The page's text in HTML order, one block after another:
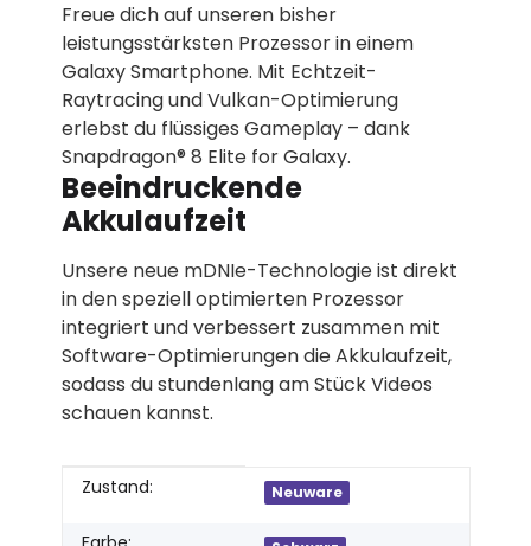
Freue dich auf unseren bisher
leistungsstärksten Prozessor in einem
Galaxy Smartphone. Mit Echtzeit-
Raytracing und Vulkan-Optimierung
erlebst du flüssiges Gameplay – dank
Snapdragon® 8 Elite for Galaxy.
Beeindruckende
Akkulaufzeit
Unsere neue mDNIe-Technologie ist direkt
in den speziell optimierten Prozessor
integriert und verbessert zusammen mit
Software-Optimierungen die Akkulaufzeit,
sodass du stundenlang am Stück Videos
schauen kannst.
Produkteigenschaft
Wert
Zustand: Neuware